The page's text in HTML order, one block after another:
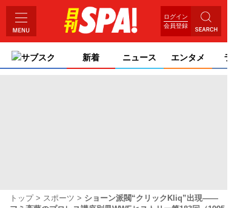
ログイン
会員登録
サブスク 新着 ニュース エンタメ ライ
トップ スポーツ
ショーン派閥“クリックKliq”出現――